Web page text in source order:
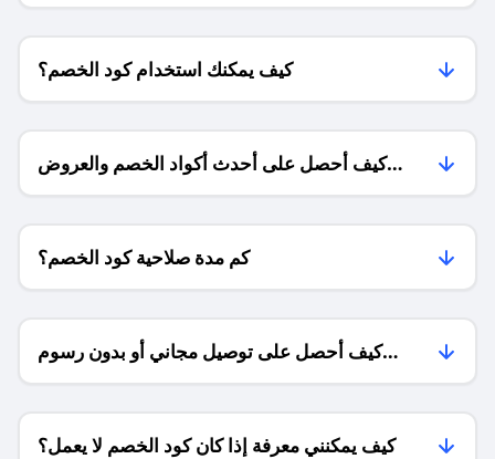
كيف يمكنك استخدام كود الخصم؟
كيف أحصل على أحدث أكواد الخصم والعروض
للمتاجر؟
كم مدة صلاحية كود الخصم؟
كيف أحصل على توصيل مجاني أو بدون رسوم
الشحن ؟
كيف يمكنني معرفة إذا كان كود الخصم لا يعمل؟